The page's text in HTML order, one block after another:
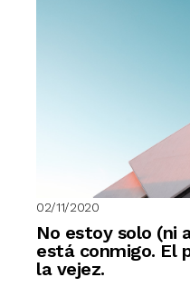
02/11/2020
No estoy solo (ni
está conmigo. El
la vejez.